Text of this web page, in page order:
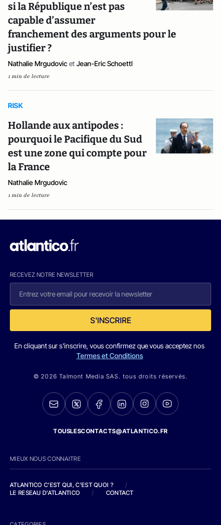
si la République n’est pas
capable d’assumer
franchement des arguments pour le
justifier ?
Nathalie Mrgudovic et Jean-Eric Schoettl
1 min de lecture
RISK
Hollande aux antipodes :
pourquoi le Pacifique du Sud
est une zone qui compte pour
la France
Nathalie Mrgudovic
1 min de lecture
RECEVEZ NOTRE NEWSLETTER
S'INSCRIRE
En cliquant sur s'inscrire, vous confirmez que vous acceptez nos
Termes et Conditions
© 2026 Talmont Media SAS. tous droits réservés.
TOUSLESCONTACTS@ATLANTICO.FR
MIEUX NOUS CONNAITRE
ATLANTICO C'EST QUI, C'EST QUOI ?
/
LE RESEAU D'ATLANTICO
/ CONTACT